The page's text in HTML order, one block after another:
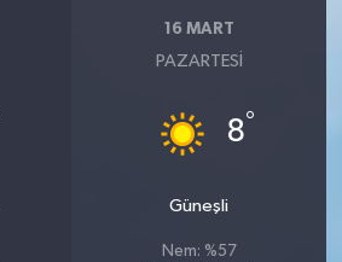
16 MART
PAZARTESI
8°
Güneşli
Nem: %57